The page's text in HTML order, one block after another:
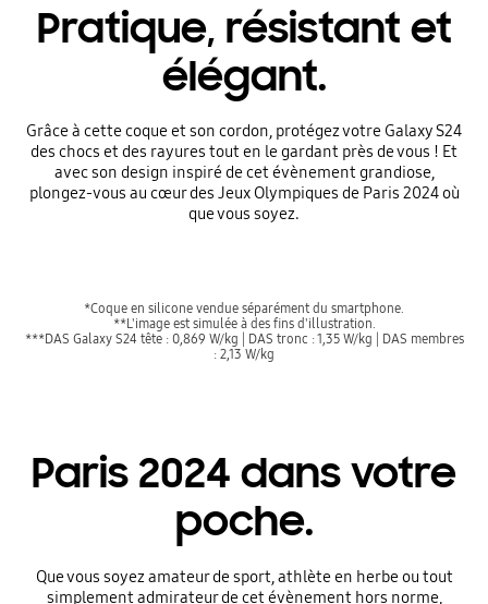
Pratique, résistant et
élégant.
Grâce à cette coque et son cordon, protégez votre Galaxy S24
des chocs et des rayures tout en le gardant près de vous ! Et
avec son design inspiré de cet évènement grandiose,
plongez-vous au cœur des Jeux Olympiques de Paris 2024 où
que vous soyez.
*Coque en silicone vendue séparément du smartphone.
**L'image est simulée à des fins d'illustration.
***DAS Galaxy S24 tête : 0,869 W/kg | DAS tronc : 1,35 W/kg | DAS membres
: 2,13 W/kg
Paris 2024 dans votre
poche.
Que vous soyez amateur de sport, athlète en herbe ou tout
simplement admirateur de cet évènement hors norme,